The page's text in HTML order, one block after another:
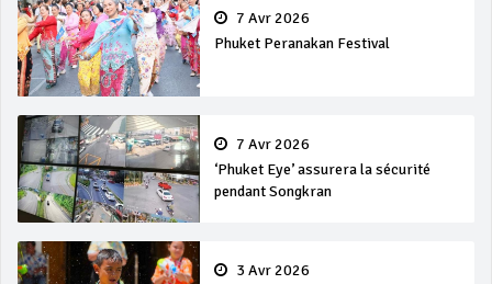
7 Avr 2026
Phuket Peranakan Festival
7 Avr 2026
‘Phuket Eye’ assurera la sécurité
pendant Songkran
3 Avr 2026